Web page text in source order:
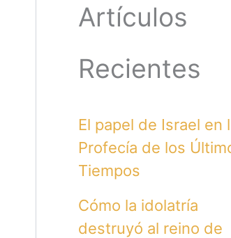
Artículos
Recientes
El papel de Israel en
Profecía de los
Tiempos
Cómo la idolatría
destruyó al reino de